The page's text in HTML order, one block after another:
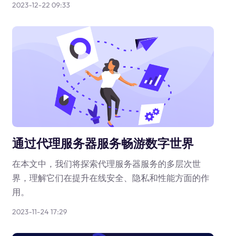
2023-12-22 09:33
通过代理服务器服务畅游数字世界
在本文中，我们将探索代理服务器服务的多层次世
界，理解它们在提升在线安全、隐私和性能方面的作
用。
2023-11-24 17:29